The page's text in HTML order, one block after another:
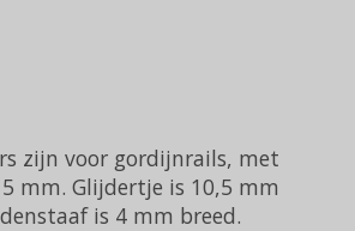
zijn voor gordijnrails, met
mm. Glijdertje is 10,5 mm
is 4 mm breed.